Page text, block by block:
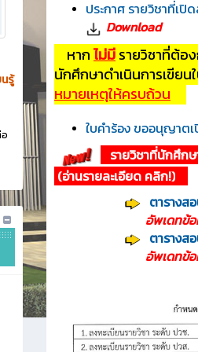
รู้
ประกาศ รายวิชาที่เ
Download
หากไม่มีรายวิชาที่ต้อ
นักศึกษาดำเนินการเขีย
หมายเหตุให้ครบถ้วน
ใบคำร้อง ขออนุญาต
รายวิชาที่นักศึก
(อ่านรายละเอียด คลิก!)
ตารางส
อัพเดทข้อมูล 9
ตารางส
อัพเดทข้อมูล